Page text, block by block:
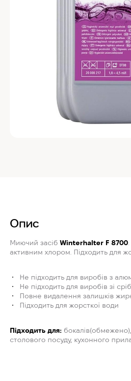
Опис
Миючий засіб Winterhalter F 8700
активним хлором. Підходить для
Не підходить для виробів з
Не підходить для виробів зі
Повне видалення залишків
Підходить для жорсткої води
Підходить для:
столового посуду, кухонного